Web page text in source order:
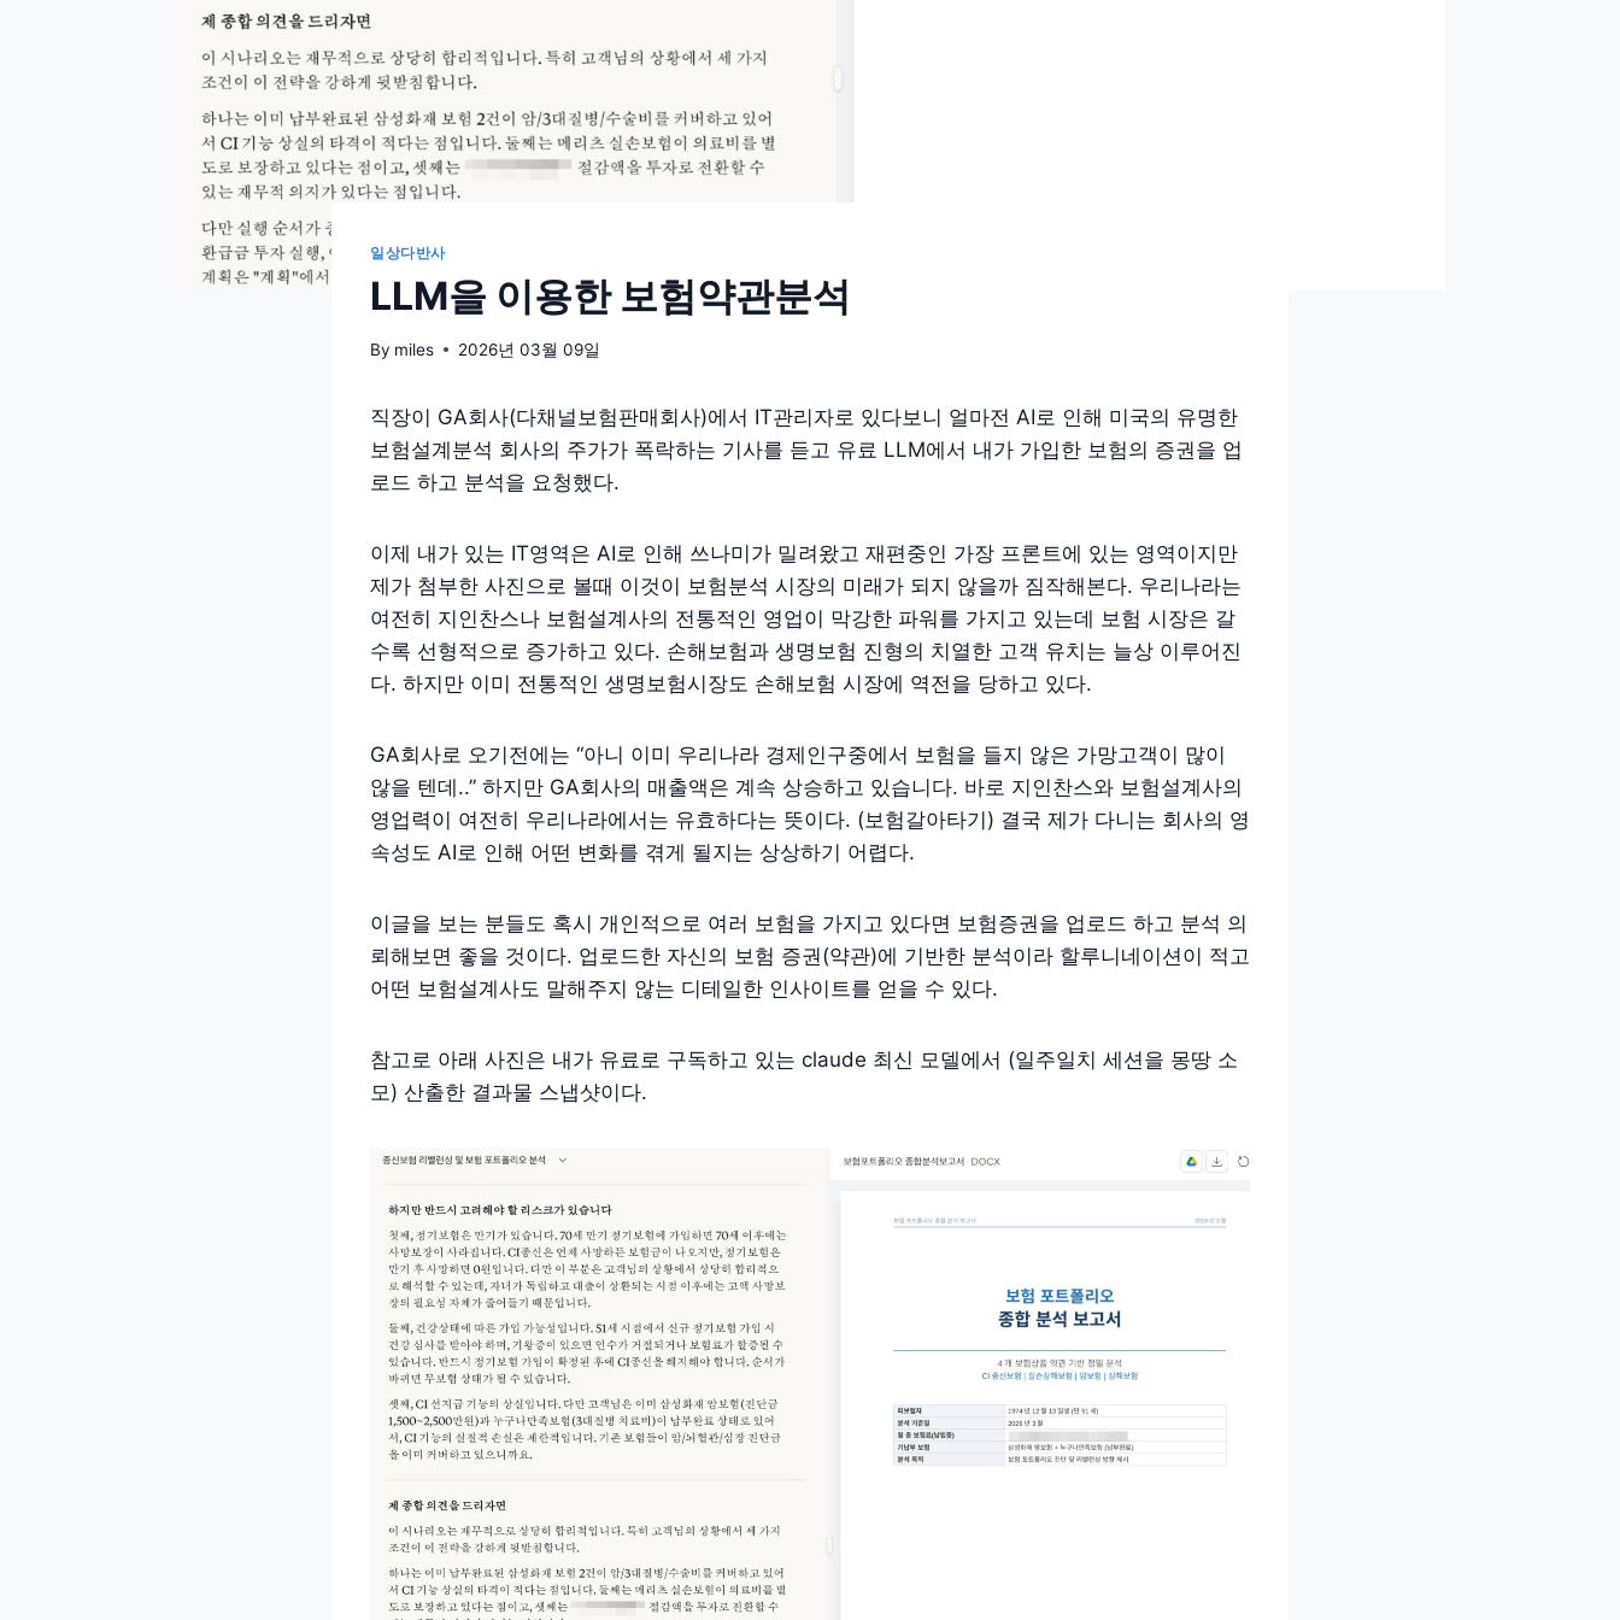
일상다반사
LLM을 이용한 보험약관분석
By miles 2026년 03월 09일
직장이 GA회사(다채널보험판매회사)에서 IT관리자로 있다보니 얼마전 AI로 인해 미국의 유명한
보험설계분석 회사의 주가가 폭락하는 기사를 듣고 유료 LLM에서 내가 가입한 보험의 증권을 업
로드 하고 분석을 요청했다.
이제 내가 있는 IT영역은 AI로 인해 쓰나미가 밀려왔고 재편중인 가장 프론트에 있는 영역이지만
제가 첨부한 사진으로 볼때 이것이 보험분석 시장의 미래가 되지 않을까 짐작해본다. 우리나라는
여전히 지인찬스나 보험설계사의 전통적인 영업이 막강한 파워를 가지고 있는데 보험 시장은 갈
수록 선형적으로 증가하고 있다. 손해보험과 생명보험 진형의 치열한 고객 유치는 늘상 이루어진
다. 하지만 이미 전통적인 생명보험시장도 손해보험 시장에 역전을 당하고 있다.
GA회사로 오기전에는 “아니 이미 우리나라 경제인구중에서 보험을 들지 않은 가망고객이 많이
않을 텐데..” 하지만 GA회사의 매출액은 계속 상승하고 있습니다. 바로 지인찬스와 보험설계사의
영업력이 여전히 우리나라에서는 유효하다는 뜻이다. (보험갈아타기) 결국 제가 다니는 회사의 영
속성도 AI로 인해 어떤 변화를 겪게 될지는 상상하기 어렵다.
이글을 보는 분들도 혹시 개인적으로 여러 보험을 가지고 있다면 보험증권을 업로드 하고 분석 의
뢰해보면 좋을 것이다. 업로드한 자신의 보험 증권(약관)에 기반한 분석이라 할루니네이션이 적고
어떤 보험설계사도 말해주지 않는 디테일한 인사이트를 얻을 수 있다.
참고로 아래 사진은 내가 유료로 구독하고 있는 claude 최신 모델에서 (일주일치 세션을 몽땅 소
모) 산출한 결과물 스냅샷이다.